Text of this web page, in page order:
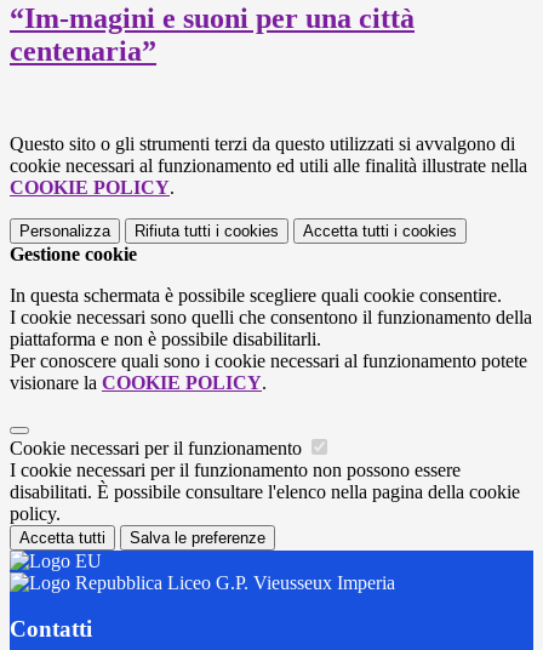
“Im-magini e suoni per una città
centenaria”
Questo sito o gli strumenti terzi da questo utilizzati si avvalgono di
cookie necessari al funzionamento ed utili alle finalità illustrate nella
COOKIE POLICY.
Personalizza Rifiuta tutti i cookies Accetta tutti i cookies
Gestione cookie
In questa schermata è possibile scegliere quali cookie consentire.
I cookie necessari sono quelli che consentono il funzionamento della
piattaforma e non è possibile disabilitarli.
Per conoscere quali sono i cookie necessari al funzionamento potete
visionare la COOKIE POLICY.
Cookie necessari per il funzionamento
I cookie necessari per il funzionamento non possono essere
disabilitati. È possibile consultare l'elenco nella pagina della cookie
policy.
Accetta tutti Salva le preferenze
Liceo G.P. Vieusseux Imperia
Contatti